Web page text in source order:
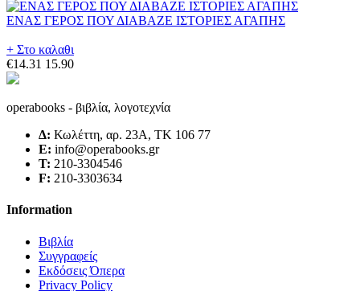
ΕΝΑΣ ΓΕΡΟΣ ΠΟΥ ΔΙΑΒΑΖΕ ΙΣΤΟΡΙΕΣ ΑΓΑΠΗΣ
+ Στο καλαθι
€14.31 15.90
operabooks - βιβλία, λογοτεχνία
Δ: Κωλέττη, αρ. 23Α, ΤΚ 106 77
E: info@operabooks.gr
Τ: 210-3304546
F: 210-3303634
Information
Βιβλία
Συγγραφείς
Εκδόσεις Όπερα
Privacy Policy